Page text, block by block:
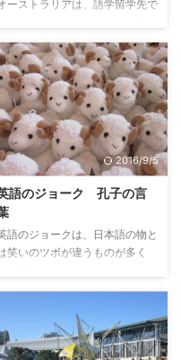
す。 入国してから探すことの
ることができるという ...
ーストラリアは、語学留学先で
。気候の良さや治安の良さはも
ろんのこと、学校や地域の選択
の多さも魅力となっています。
た、ほとんどの学校が短期でも
期でも入学できるように柔軟に
応できるカリキュラムをそろえ
いるのも多くの人たちがオース
ラリアへ留学することを選ぶ理
アでは、観光ビザで数週間の体
留学から、ワーキングホリデー
数か月の留学、また、学生ビザ
本格的に数年間の留学まで、
す。 以下に、一番自分に適し
2016/9/5
語のジョーク 孔子の言
語のジョークは、日本語の物と
笑いのツボが違うものが多く
える（であろう）、孔子の言葉を
タにしたジョークです。笑えな